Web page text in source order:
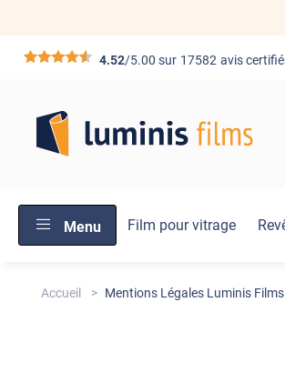
*****4.52/5.00 sur 17582 avis
Menu Film pour vitrage
Accueil Mentions Légales Luminis Films